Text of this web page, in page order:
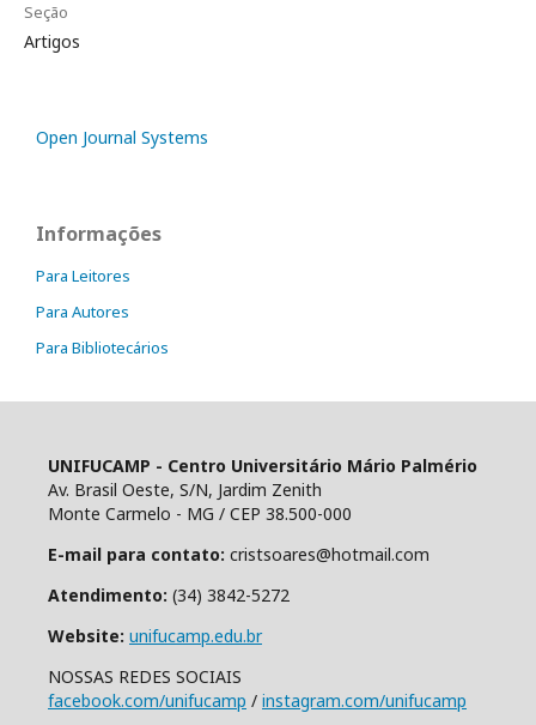
Seção
Artigos
Open Journal Systems
Informações
Para Leitores
Para Autores
Para Bibliotecários
UNIFUCAMP - Centro Universitário Mário Palmério
Av. Brasil Oeste, S/N, Jardim Zenith
Monte Carmelo - MG / CEP 38.500-000
E-mail para contato: cristsoares@hotmail.com
Atendimento: (34) 3842-5272
Website: unifucamp.edu.br
NOSSAS REDES SOCIAIS
facebook.com/unifucamp / instagram.com/unifucamp